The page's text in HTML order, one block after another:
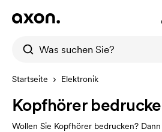
Startseite Elektronik
Kopfhörer
Wollen Sie Kopfhörer bedrucken?